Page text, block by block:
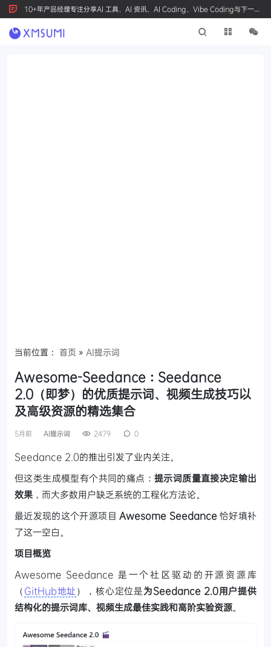
10+年产品经理专注分享AI 工具、AI 资讯、AI Coding、Vibe Coding与下一代
产品创新，按 Ctrl+D 收藏我们
当前位置： 首页 » AI提示词
Awesome-Seedance：Seedance
2.0（即梦）的优质提示词、视频生成技巧以
及高级资源的精选集合
5月前 AI提示词 2479 0
Seedance 2.0的推出引发了业内关注。
但这类生成模型有个共同的痛点： 提示词质量直接决定输出
效果 ，而大多数用户缺乏系统的工程化方法论。
最近发现的这个开源项目Awesome Seedance恰好填补
了这一空白。
项目概览
Awesome Seedance 是一个社区驱动的开源资源库
（ GitHub地址 ），核心定位是为Seedance 2.0用户提供
结构化的提示词库、视频生成最佳实践和高阶实验资源。